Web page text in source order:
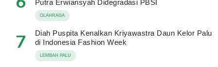
Putra Erwiansyah Didegradasi PBSI
OLAHRAGA
7
Diah Puspita Kenalkan Kriyawastra Daun Kelor Palu
di Indonesia Fashion Week
LEMBAH PALU